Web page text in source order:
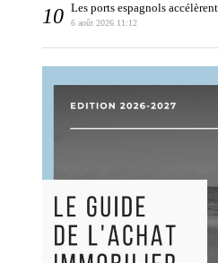
Les ports espagnols
6 août 2026 11:12